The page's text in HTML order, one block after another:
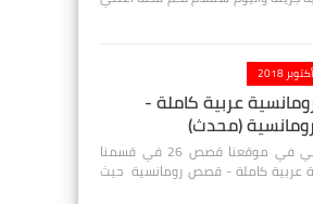
عربية كاملة -
(محدث)
مرحباً بكم أصدقائي وأحبابي في موقعنا قصص 26 في قسمنا
عربية كاملة - قصص رومانسية حيث